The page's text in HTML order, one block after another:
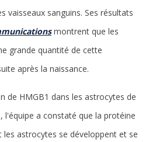
vaisseaux sanguins. Ses résultats
montrent que les
grande quantité de cette
après la naissance.
de HMGB1 dans les astrocytes de
l'équipe a constaté que la protéine
astrocytes se développent et se